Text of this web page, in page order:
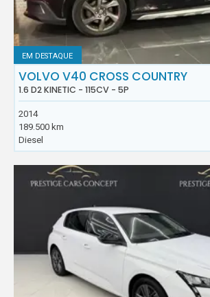
EM DESTAQUE
VOLVO V40 CROSS COUNTRY
1.6 D2 KINETIC - 115CV - 5P
2014
189.500 km
Diesel